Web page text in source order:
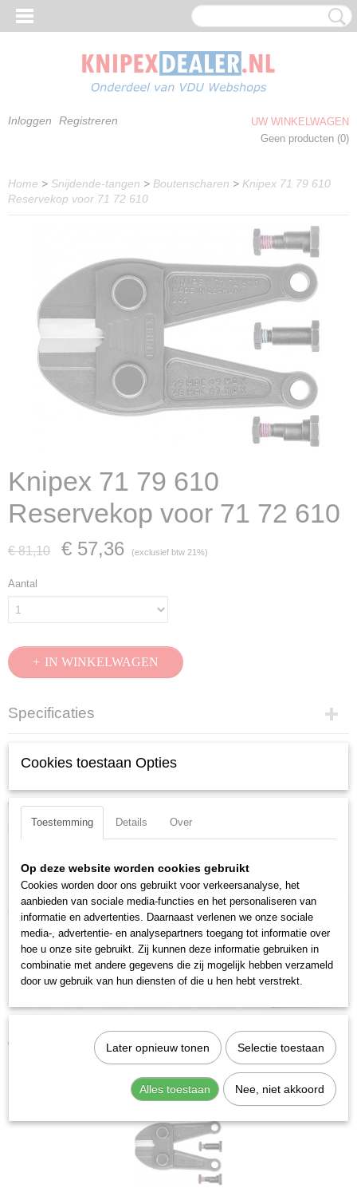
Inloggen Registreren
UW WINKELWAGEN
Geen producten (0)
Home > Snijdende-tangen > Boutenscharen > Knipex 71 79 610
Reservekop voor 71 72 610
Knipex 71 79 610
Reservekop voor 71 72 610
€ 81,10 € 57,36 (exclusief btw 21%)
Aantal
IN WINKELWAGEN
Specificaties
71 79 610
4003773066811
71 79 610
0,85 Kg
Bruto gewicht
0,85 Kg
Afmetingen (l,b,h)
12,90 x 7,10 x 3,30 cm
Omschrijving
compleet met schroeven.
Downloads:
Product video
Ook interessant
Knipex 71 72 760 Boutensnijder
€ 126,65 € 179,05
Cookies toestaan Opties
Toestemming Details Over
Op deze website worden cookies gebruikt
Cookies worden door ons gebruikt voor verkeersanalyse, het
aanbieden van sociale media-functies en het personaliseren van
informatie en advertenties. Daarnaast verlenen we onze sociale
media-, advertentie- en analysepartners toegang tot informatie over
hoe u onze site gebruikt. Zij kunnen deze informatie gebruiken in
combinatie met andere gegevens die zij mogelijk hebben verzameld
door uw gebruik van hun diensten of die u hen hebt verstrekt.
Later opnieuw tonen Selectie toestaan
Alles toestaan Nee, niet akkoord